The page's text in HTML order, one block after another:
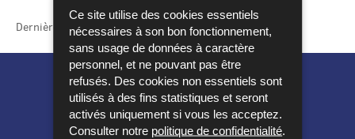
Ce site utilise des cookies essentiels
nécessaires à son bon fonctionnement,
sans usage de données à caractère
personnel, et ne pouvant pas être
refusés. Des cookies non essentiels sont
utilisés à des fins statistiques et seront
activés uniquement si vous les acceptez.
Consulter notre politique de confidentialité.
Dernière mise à jour16/09/2025